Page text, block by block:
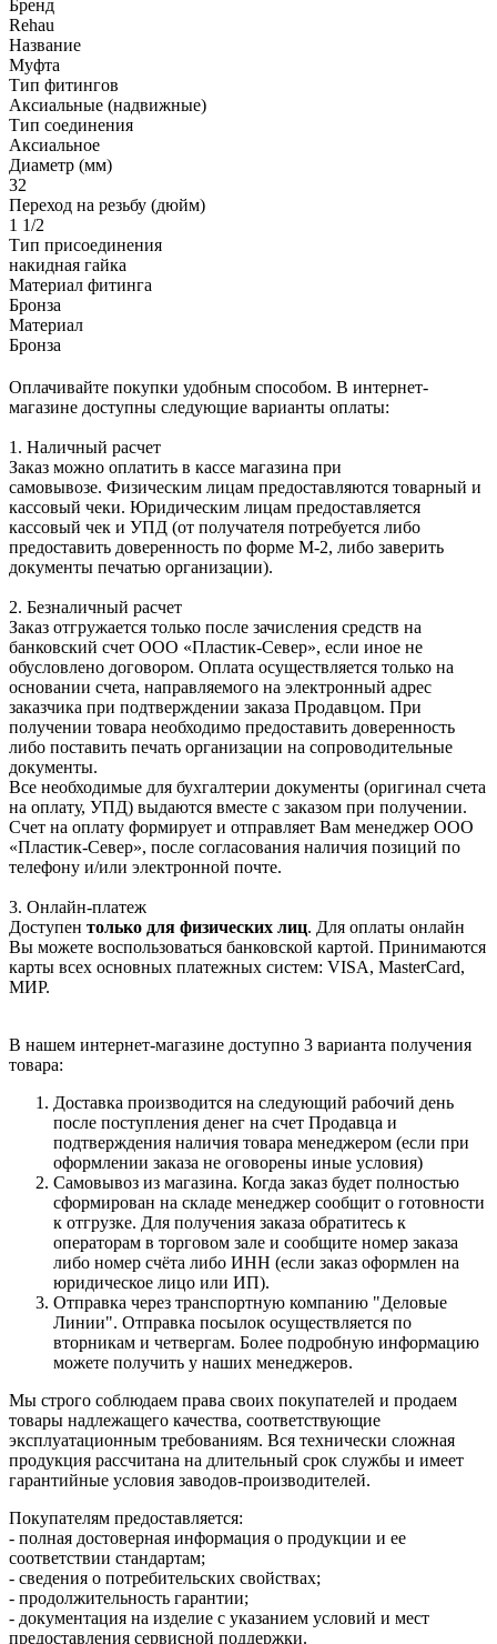
Бренд
Rehau
Название
Муфта
Тип фитингов
Аксиальные (надвижные)
Тип соединения
Аксиальное
Диаметр (мм)
32
Переход на резьбу (дюйм)
1 1/2
Тип присоединения
накидная гайка
Материал фитинга
Бронза
Материал
Бронза
Оплачивайте покупки удобным способом. В интернет-
магазине доступны следующие варианты оплаты:
1. Наличный расчет
Заказ можно оплатить в кассе магазина при
самовывозе. Физическим лицам предоставляются товарный и
кассовый чеки. Юридическим лицам предоставляется
кассовый чек и УПД (от получателя потребуется либо
предоставить доверенность по форме М-2, либо заверить
документы печатью организации).
2. Безналичный расчет
Заказ отгружается только после зачисления средств на
банковский счет ООО «Пластик-Север», если иное не
обусловлено договором. Оплата осуществляется только на
основании счета, направляемого на электронный адрес
заказчика при подтверждении заказа Продавцом. При
получении товара необходимо предоставить доверенность
либо поставить печать организации на сопроводительные
документы.
Все необходимые для бухгалтерии документы (оригинал счета
на оплату, УПД) выдаются вместе с заказом при получении.
Счет на оплату формирует и отправляет Вам менеджер ООО
«Пластик-Север», после согласования наличия позиций по
телефону и/или электронной почте.
3. Онлайн-платеж
Доступен только для физических лиц. Для оплаты онлайн
Вы можете воспользоваться банковской картой. Принимаются
карты всех основных платежных систем: VISA, MasterCard,
МИР.
В нашем интернет-магазине доступно 3 варианта получения
товара:
Доставка производится на следующий рабочий день
после поступления денег на счет Продавца и
подтверждения наличия товара менеджером (если при
оформлении заказа не оговорены иные условия)
Самовывоз из магазина. Когда заказ будет полностью
сформирован на складе менеджер сообщит о готовности
к отгрузке. Для получения заказа обратитесь к
операторам в торговом зале и сообщите номер заказа
либо номер счёта либо ИНН (если заказ оформлен на
юридическое лицо или ИП).
Отправка через транспортную компанию "Деловые
Линии". Отправка посылок осуществляется по
вторникам и четвергам. Более подробную информацию
можете получить у наших менеджеров.
Мы строго соблюдаем права своих покупателей и продаем
товары надлежащего качества, соответствующие
эксплуатационным требованиям. Вся технически сложная
продукция рассчитана на длительный срок службы и имеет
гарантийные условия заводов-производителей.
Покупателям предоставляется:
- полная достоверная информация о продукции и ее
соответствии стандартам;
- сведения о потребительских свойствах;
- продолжительность гарантии;
- документация на изделие с указанием условий и мест
предоставления сервисной поддержки.